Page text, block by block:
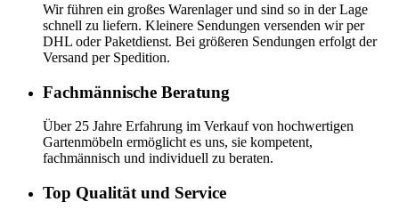
Wir führen ein großes Warenlager und sind so in der Lage
schnell zu liefern. Kleinere Sendungen versenden wir per
DHL oder Paketdienst. Bei größeren Sendungen erfolgt der
Versand per Spedition.
Fachmännische Beratung
Über 25 Jahre Erfahrung im Verkauf von hochwertigen
Gartenmöbeln ermöglicht es uns, sie kompetent,
fachmännisch und individuell zu beraten.
Top Qualität und Service